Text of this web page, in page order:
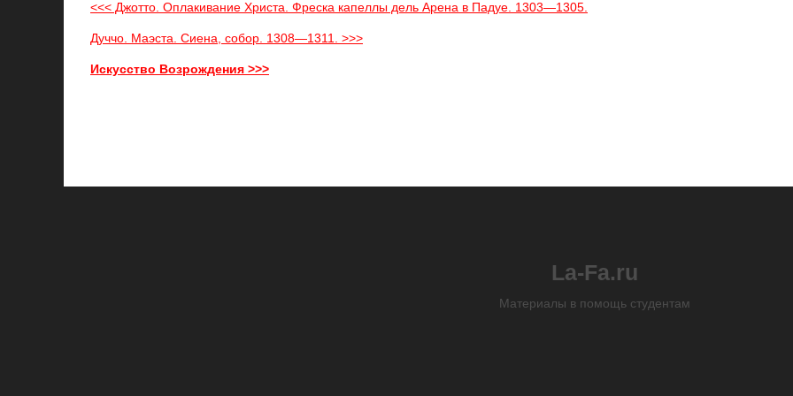
<<< Джотто. Оплакивание Христа. Фреска капеллы дель Арена в Падуе. 1303—1305.
Дуччо. Маэста. Сиена, собор. 1308—1311. >>>
Искусство Возрождения >>>
La-Fa.ru
Материалы в помощь студентам